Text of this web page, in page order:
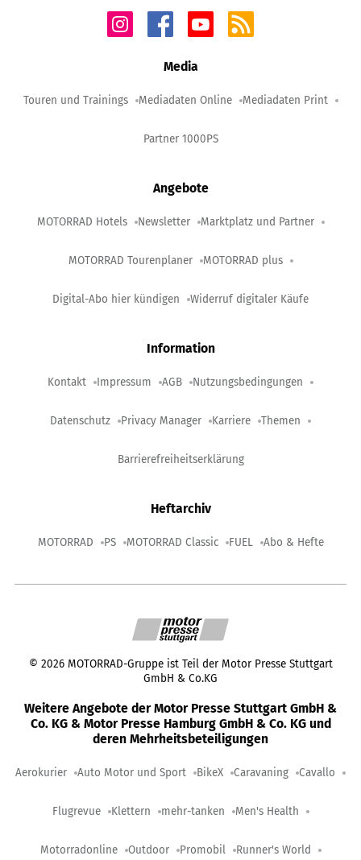
Media
Touren und Trainings Mediadaten Online Mediadaten Print
Partner 1000PS
Angebote
MOTORRAD Hotels Newsletter Marktplatz und Partner
MOTORRAD Tourenplaner MOTORRAD plus
Digital-Abo hier kündigen Widerruf digitaler Käufe
Information
Kontakt Impressum AGB Nutzungsbedingungen
Datenschutz Privacy Manager Karriere Themen
Barrierefreiheitserklärung
Heftarchiv
MOTORRAD PS MOTORRAD Classic FUEL Abo & Hefte
© 2026 MOTORRAD-Gruppe ist Teil der Motor Presse Stuttgart
GmbH & Co.KG
Weitere Angebote der Motor Presse Stuttgart GmbH &
Co. KG & Motor Presse Hamburg GmbH & Co. KG und
deren Mehrheitsbeteiligungen
Aerokurier Auto Motor und Sport BikeX Caravaning Cavallo
Flugrevue Klettern mehr-tanken Men's Health
Motorradonline Outdoor Promobil Runner's World